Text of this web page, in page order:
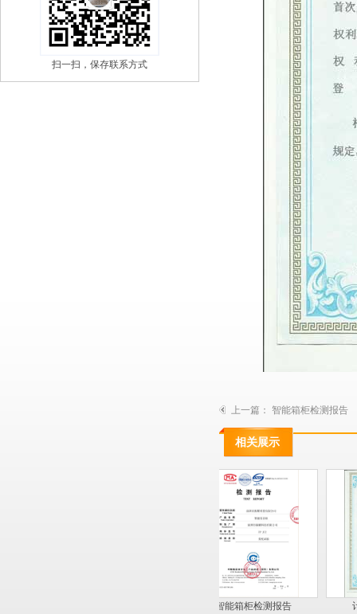
扫一扫，保存联系方式
上一篇： 智能箱柜检测报告
相关展示
智能箱柜检测报告